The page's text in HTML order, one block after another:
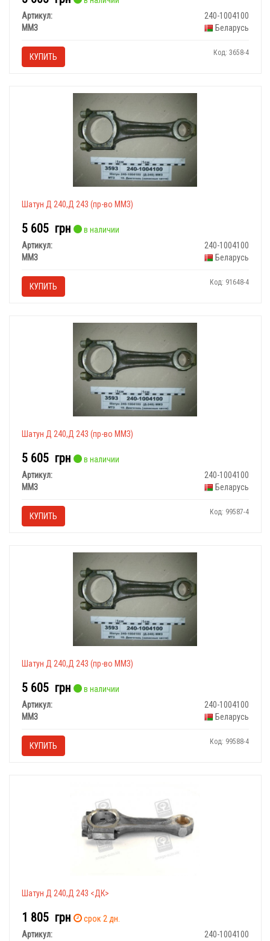
Артикул:
240-1004100
ММЗ
Беларусь
КУПИТЬ Код: 3658-4
Шатун Д 240,Д 243 (пр-во ММЗ)
5 605 грн
в наличии
Артикул:
240-1004100
ММЗ
Беларусь
КУПИТЬ Код: 91648-4
Шатун Д 240,Д 243 (пр-во ММЗ)
5 605 грн
в наличии
Артикул:
240-1004100
ММЗ
Беларусь
КУПИТЬ Код: 99587-4
Шатун Д 240,Д 243 (пр-во ММЗ)
5 605 грн
в наличии
Артикул:
240-1004100
ММЗ
Беларусь
КУПИТЬ Код: 99588-4
Шатун Д 240,Д 243 <ДК>
1 805 грн
срок 2 дн.
Артикул:
240-1004100